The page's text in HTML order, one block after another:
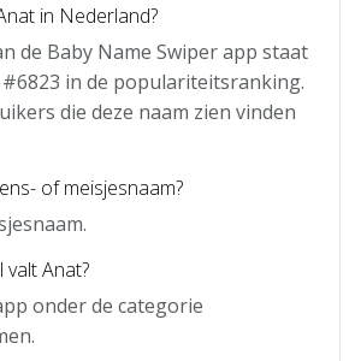
in Nederland?
de Baby Name Swiper app staat
in de populariteitsranking.
die deze naam zien vinden
of meisjesnaam?
valt Anat?
onder de categorie